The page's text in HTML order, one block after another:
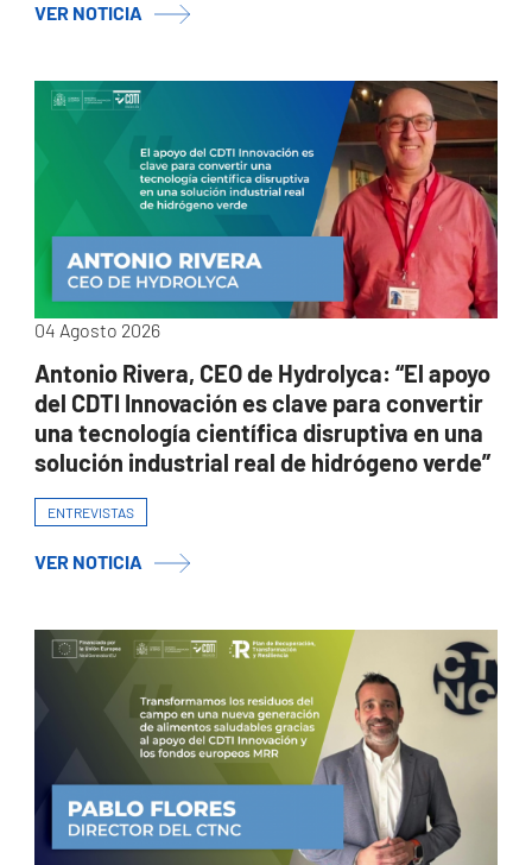
VER NOTICIA
04 Agosto 2026
Antonio Rivera, CEO de Hydrolyca: “El apoyo
del CDTI Innovación es clave para convertir
una tecnología científica disruptiva en una
solución industrial real de hidrógeno verde”
ENTREVISTAS
VER NOTICIA